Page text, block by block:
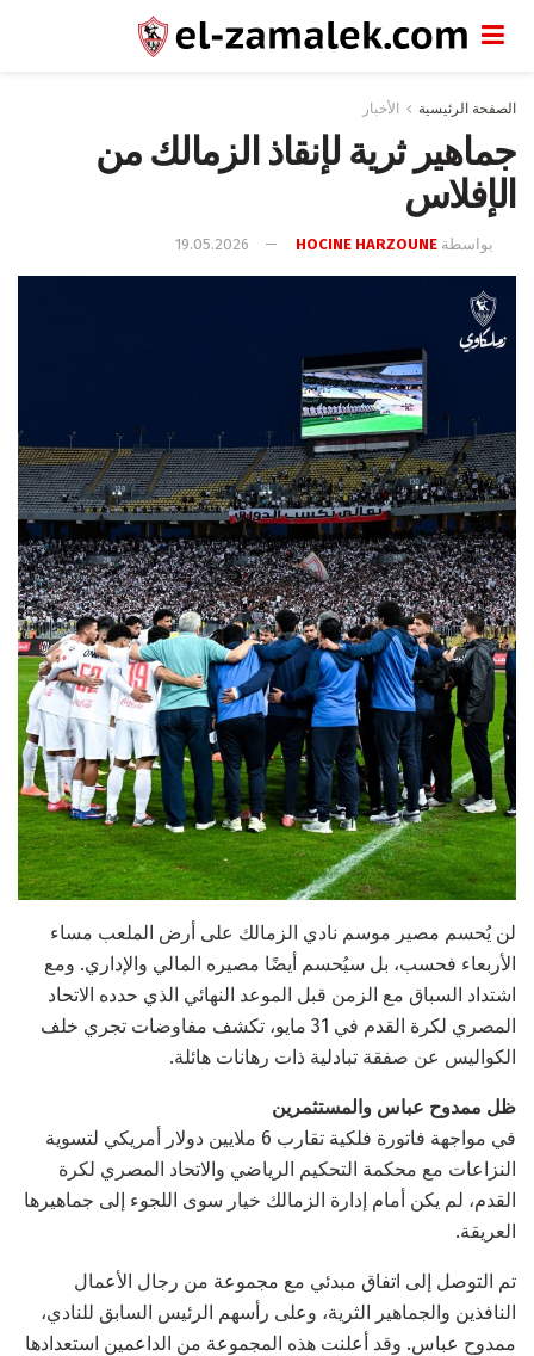
الصفحة الرئيسية الأخبار
جماهير ثرية لإنقاذ الزمالك من
الإفلاس
بواسطة HOCINE HARZOUNE
19.05.2026
لن يُحسم مصير موسم نادي الزمالك على أرض الملعب مساء
الأربعاء فحسب، بل سيُحسم أيضًا مصيره المالي والإداري. ومع
اشتداد السباق مع الزمن قبل الموعد النهائي الذي حدده الاتحاد
المصري لكرة القدم في 31 مايو، تكشف مفاوضات تجري خلف
الكواليس عن صفقة تبادلية ذات رهانات هائلة.
ظل ممدوح عباس والمستثمرين
في مواجهة فاتورة فلكية تقارب 6 ملايين دولار أمريكي لتسوية
النزاعات مع محكمة التحكيم الرياضي والاتحاد المصري لكرة
القدم، لم يكن أمام إدارة الزمالك خيار سوى اللجوء إلى جماهيرها
العريقة.
تم التوصل إلى اتفاق مبدئي مع مجموعة من رجال الأعمال
النافذين والجماهير الثرية، وعلى رأسهم الرئيس السابق للنادي،
ممدوح عباس. وقد أعلنت هذه المجموعة من الداعمين استعدادها